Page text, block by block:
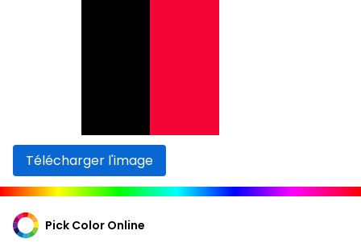
Télécharger l'image
Pick Color Online